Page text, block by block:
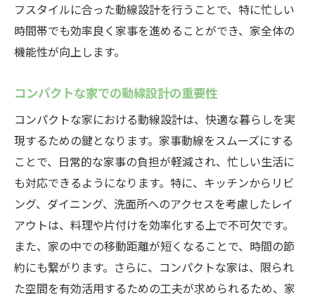
限られた空間を最大活用！コンパクトな家事動
線設計のポイント
小さなスペースでも快適に暮らすための工
収納と動線を両立させる設計のコツ
効率的な家事動線を実現するレイアウト
限られた空間を最大限に活用するためのア
イデア
家事動線を重視した間取りの成功事例
スペースを活かしたコンパクトな家の設計
忙しい毎日を支えるコンパクトな家岐阜県中津
川市の魅力を探る
効率的な生活を叶えるコンパクトな家の特
フスタイルに合った動線設計を行うことで、特に忙しい
時間帯でも効率良く家事を進めることができ、家全体の
機能性が向上します。
コンパクトな家での動線設計の重要性
コンパクトな家における動線設計は、快適な暮らしを実
現するための鍵となります。家事動線をスムーズにする
ことで、日常的な家事の負担が軽減され、忙しい生活に
も対応できるようになります。特に、キッチンからリビ
ング、ダイニング、洗面所へのアクセスを考慮したレイ
アウトは、料理や片付けを効率化する上で不可欠です。
また、家の中での移動距離が短くなることで、時間の節
約にも繋がります。さらに、コンパクトな家は、限られ
た空間を有効活用するための工夫が求められるため、家